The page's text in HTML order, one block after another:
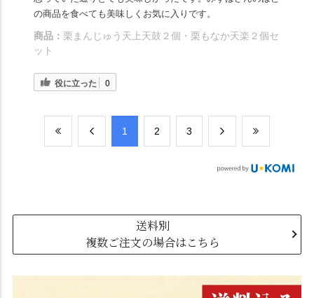
の商品を食べても美味しくお気に入りです。
商品： 栗まんじゅう天上天鼓２個・栗もなか天楽２個セ
ット
役に立った 0
​1 ​2 ​3
送料別
複数ご注文の場合はこちら